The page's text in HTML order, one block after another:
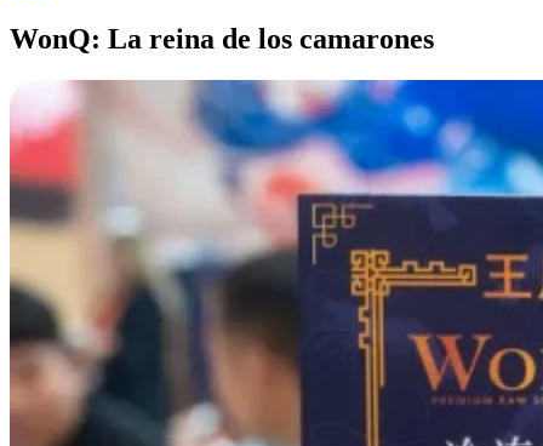
WonQ: La reina de los camarones